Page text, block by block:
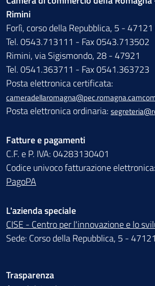
Rimini
Forlì, corso della Repubblica, 5 - 47121
Tel. 0543.713111 - Fax 0543.713502
Rimini, via Sigismondo, 28 - 47921
Tel. 0541.363711 - Fax 0541.363723
Posta elettronica certificata:
Posta elettronica ordinaria:
Fatture e pagamenti
C.F. e P. IVA: 04283130401
Codice univoco fatturazione
PagoPA
L'azienda speciale
CISE - Centro per l'innovazione e lo
Sede: Corso della Repubblica, 5 -
Trasparenza